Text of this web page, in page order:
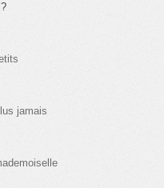
?
jamais